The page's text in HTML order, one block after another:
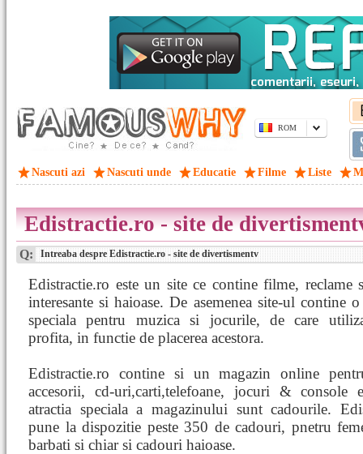
ROM
Nascuti azi Nascuti unde Educatie Filme Liste
Edistractie.ro - site de
Q: Intreaba despre Edistractie.ro - site de divertismentv
Edistractie.ro este un site ce contine filme, reclame
interesante si haioase. De asemenea site-ul contine o
speciala pentru muzica si jocurile, de care
profita, in functie de placerea acestora.
Edistractie.ro contine si un magazin online
accesorii, cd-uri,carti,telefoane, jocuri & console
atractia speciala a magazinului sunt cadourile.
pune la dispozitie peste 350 de cadouri, pnetru
barbati si chiar si cadouri haioase.